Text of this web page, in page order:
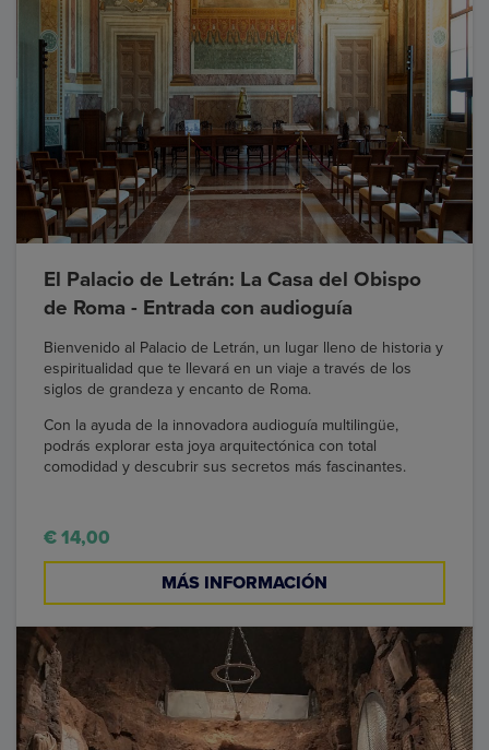
El Palacio de Letrán: La Casa del Obispo
de Roma - Entrada con audioguía
Bienvenido al Palacio de Letrán, un lugar lleno de historia y
espiritualidad que te llevará en un viaje a través de los
siglos de grandeza y encanto de Roma.
Con la ayuda de la innovadora audioguía multilingüe,
podrás explorar esta joya arquitectónica con total
comodidad y descubrir sus secretos más fascinantes.
€ 14,00
MÁS INFORMACIÓN